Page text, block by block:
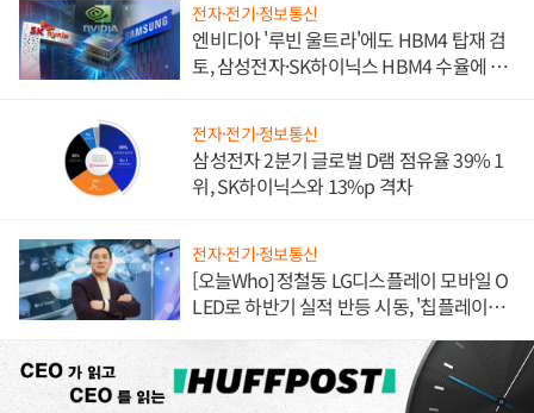
전자·전기·정보통신
엔비디아 '루빈 울트라'에도 HBM4 탑재 검
토, 삼성전자·SK하이닉스 HBM4 수율에 주
전자·전기·정보통신
삼성전자 2분기 글로벌 D램 점유율 39% 1
위, SK하이닉스와 13%p 격차
전자·전기·정보통신
[오늘Who] 정철동 LG디스플레이 모바일 O
LED로 하반기 실적 반등 시동, '칩플레이